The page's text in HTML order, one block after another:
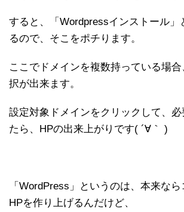
すると、「Wordpressインストール」
るので、そこをポチります。
ここでドメインを複数持っている場
択が出来ます。
設定対象ドメインをクリックして、
たら、HPの出来上がりです( ´∀｀ )
「WordPress」というのは、本来な
HPを作り上げるんだけど、